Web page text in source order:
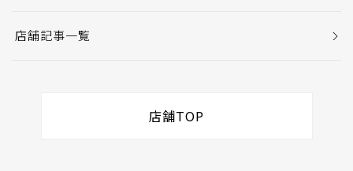
店舗記事一覧
店舗TOP